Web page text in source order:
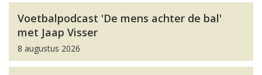
Voetbalpodcast 'De mens achter de bal'
met Jaap Visser
8 augustus 2026